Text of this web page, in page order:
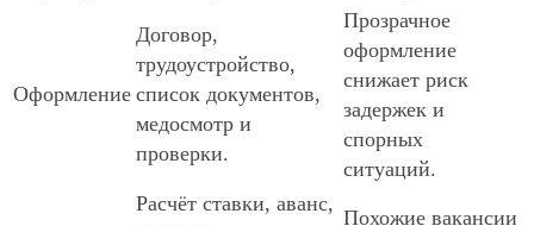
Оформление
Договор,
трудоустройство,
список документов,
медосмотр и
проверки.
Прозрачное
оформление
снижает риск
задержек и
спорных
ситуаций.
Расчёт ставки, аванс,
Похожие вакансии